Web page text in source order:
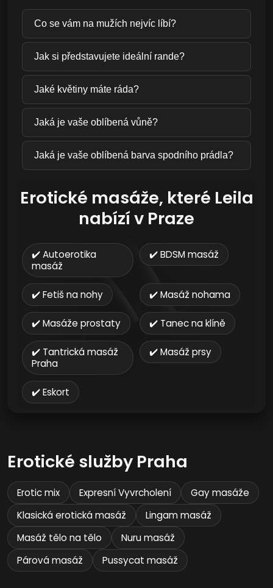
Co se vám na mužích nejvíc líbí?
Jak si představujete ideální rande?
Jaké květiny máte ráda?
Jaká je vaše oblíbená vůně?
Jaká je vaše oblíbená barva spodního prádla?
Erotické masáže, které Leila
nabízí v Praze
✔️ Autoerotika
masáž
✔️ BDSM masáž
✔️ Fetiš na nohy ✔️ Masáž nohama
✔️ Masáže prostaty ✔️ Tanec na klíně
✔️ Tantrická masáž
Praha
✔️ Masáž prsy
✔️ Eskort
Erotické služby Praha
Erotic mix Expresní Vyvrcholení
Gay masáže
Klasická erotická masáž
Lingam masáž
Masáž tělo na tělo
Nuru masáž
Párová masáž
Pussycat masáž